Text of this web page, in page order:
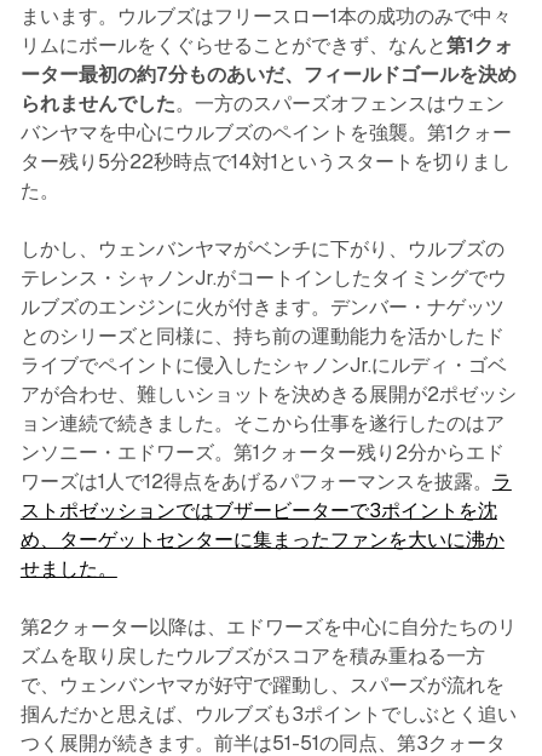
まいます。ウルブズはフリースロー1本の成功のみで中々
リムにボールをくぐらせることができず、なんと第1クォ
ーター最初の約7分ものあいだ、フィールドゴールを決め
られませんでした。一方のスパーズオフェンスはウェン
バンヤマを中心にウルブズのペイントを強襲。第1クォー
ター残り5分22秒時点で14対1というスタートを切りまし
た。
しかし、ウェンバンヤマがベンチに下がり、ウルブズの
テレンス・シャノンJr.がコートインしたタイミングでウ
ルブズのエンジンに火が付きます。デンバー・ナゲッツ
とのシリーズと同様に、持ち前の運動能力を活かしたド
ライブでペイントに侵入したシャノンJr.にルディ・ゴベ
アが合わせ、難しいショットを決めきる展開が2ポゼッシ
ョン連続で続きました。そこから仕事を遂行したのはア
ンソニー・エドワーズ。第1クォーター残り2分からエド
ワーズは1人で12得点をあげるパフォーマンスを披露。 ラ
ストポゼッションではブザービーターで3ポイントを沈
め、ターゲットセンターに集まったファンを大いに沸か
せました。
第2クォーター以降は、エドワーズを中心に自分たちのリ
ズムを取り戻したウルブズがスコアを積み重ねる一方
で、ウェンバンヤマが好守で躍動し、スパーズが流れを
掴んだかと思えば、ウルブズも3ポイントでしぶとく追い
つく展開が続きます。前半は51-51の同点、第3クォータ